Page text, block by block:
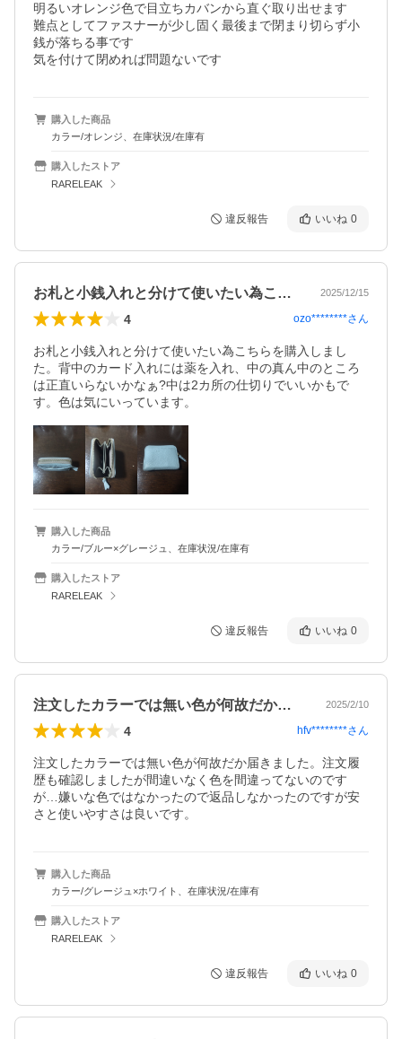
明るいオレンジ色で目立ちカバンから直ぐ取り出せます
難点としてファスナーが少し固く最後まで閉まり切らず小
銭が落ちる事です
気を付けて閉めれば問題ないです
購入した商品
カラー/オレンジ、在庫状況/在庫有
購入したストア
RARELEAK
違反報告 いいね 0
お札と小銭入れと分けて使いたい為こちら… 2025/12/15
4 ozo********さん
お札と小銭入れと分けて使いたい為こちらを購入しまし
た。背中のカード入れには薬を入れ、中の真ん中のところ
は正直いらないかなぁ?中は2カ所の仕切りでいいかもで
す。色は気にいっています。
購入した商品
カラー/ブルー×グレージュ、在庫状況/在庫有
購入したストア
RARELEAK
違反報告 いいね 0
注文したカラーでは無い色が何故だか届き… 2025/2/10
4 hfv********さん
注文したカラーでは無い色が何故だか届きました。注文履
歴も確認しましたが間違いなく色を間違ってないのです
が…嫌いな色ではなかったので返品しなかったのですが安
さと使いやすさは良いです。
購入した商品
カラー/グレージュ×ホワイト、在庫状況/在庫有
購入したストア
RARELEAK
違反報告 いいね 0